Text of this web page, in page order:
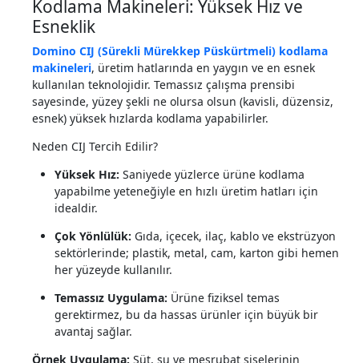
Kodlama Makineleri: Yüksek Hız ve
Esneklik
Domino CIJ (Sürekli Mürekkep Püskürtmeli) kodlama
makineleri, üretim hatlarında en yaygın ve en esnek
kullanılan teknolojidir. Temassız çalışma prensibi
sayesinde, yüzey şekli ne olursa olsun (kavisli, düzensiz,
esnek) yüksek hızlarda kodlama yapabilirler.
Neden CIJ Tercih Edilir?
Yüksek Hız: Saniyede yüzlerce ürüne kodlama
yapabilme yeteneğiyle en hızlı üretim hatları için
idealdir.
Çok Yönlülük: Gıda, içecek, ilaç, kablo ve ekstrüzyon
sektörlerinde; plastik, metal, cam, karton gibi hemen
her yüzeyde kullanılır.
Temassız Uygulama: Ürüne fiziksel temas
gerektirmez, bu da hassas ürünler için büyük bir
avantaj sağlar.
Örnek Uygulama: Süt, su ve meşrubat şişelerinin